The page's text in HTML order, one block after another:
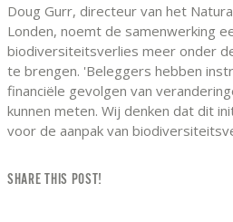
Doug Gurr, directeur van het
Londen, noemt de samenwerking
biodiversiteitsverlies meer onder
te brengen. 'Beleggers hebben
financiële gevolgen van
kunnen meten. Wij denken dat dit
voor de aanpak van
SHARE THIS POST!